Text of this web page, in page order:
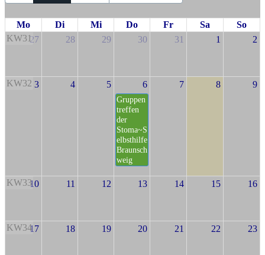
Mo Di Mi Do Fr Sa
So
KW3127 28 29 30 31 1 2
KW32 3 4 5 6
Gruppen
treffen
der
Stoma~S
elbsthilfe
Braunsch
weig
7 8 9
KW3310 11 12 13 14 15 16
KW3417 18 19 20 21 22 23